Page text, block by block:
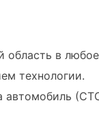
область в
технологии.
автомобиль